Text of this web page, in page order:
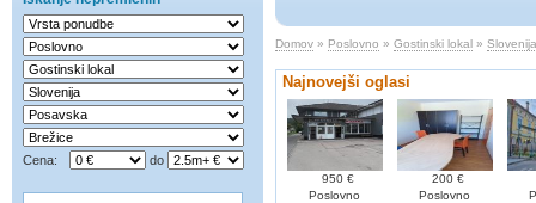
Cena: do
Domov » Poslovno » Gostinski lokal » Slovenija
Najnovejši oglasi
950 €
Poslovno
200 €
Poslovno